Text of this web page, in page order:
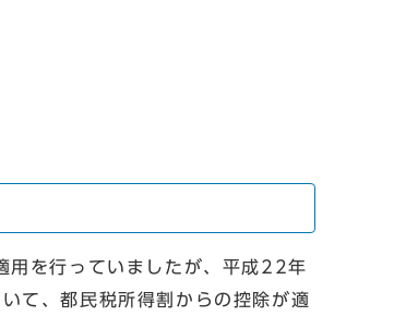
用を行っていましたが、平成22年
て、都民税所得割からの控除が適